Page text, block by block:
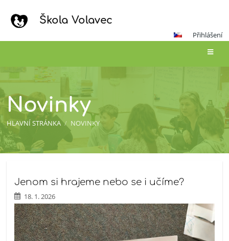
Škola Volavec
Přihlášení
Novinky
HLAVNÍ STRÁNKA / NOVINKY
Jenom si hrajeme nebo se i učíme?
18. 1. 2026